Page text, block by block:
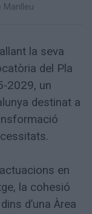
Manlleu
la seva
del Pla
2029, un
destinat a
en
la cohesió
d’una Àrea